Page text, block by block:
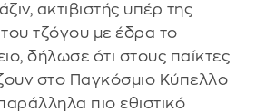
ακτιβιστής υπέρ της
τζόγου με έδρα το
δήλωσε ότι στους παίκτες
στο Παγκόσμιο Κύπελλο
πιο εθιστικό